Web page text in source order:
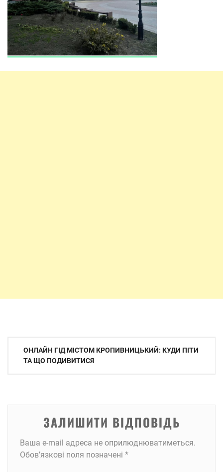
Навігація
записів
ОНЛАЙН ГІД МІСТОМ КРОПИВНИЦЬКИЙ: КУДИ ПІТИ
ТА ЩО ПОДИВИТИСЯ
ЗАЛИШИТИ ВІДПОВІДЬ
Ваша e-mail адреса не оприлюднюватиметься.
Обов’язкові поля позначені *